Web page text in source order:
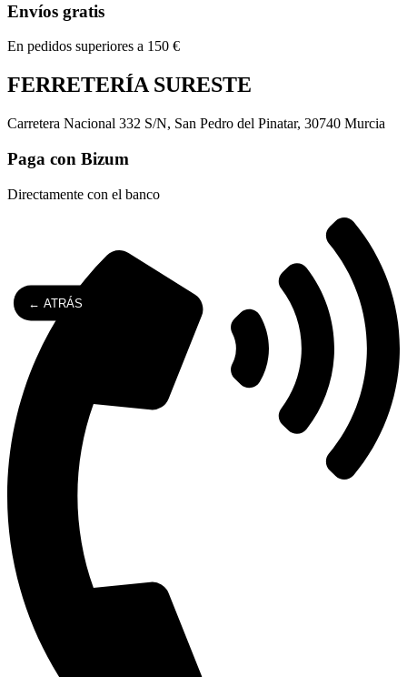
Envíos gratis
En pedidos superiores a 150 €
FERRETERÍA SURESTE
Carretera Nacional 332 S/N, San Pedro del Pinatar, 30740 Murcia
Paga con Bizum
Directamente con el banco
← ATRÁS